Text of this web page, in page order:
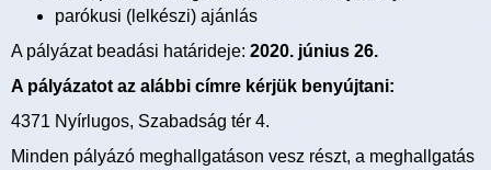
parókusi (lelkészi) ajánlás
A pályázat beadási határideje: 2020. június 26.
A pályázatot az alábbi címre kérjük benyújtani:
4371 Nyírlugos, Szabadság tér 4.
Minden pályázó meghallgatáson vesz részt, a meghallgatás